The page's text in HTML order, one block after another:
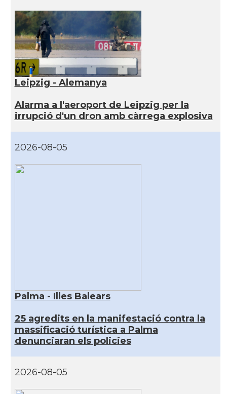
Leipzig - Alemanya
Alarma a l'aeroport de Leipzig per la
irrupció d'un dron amb càrrega explosiva
2026-08-05
Palma - Illes Balears
25 agredits en la manifestació contra la
massificació turística a Palma
denunciaran els policies
2026-08-05